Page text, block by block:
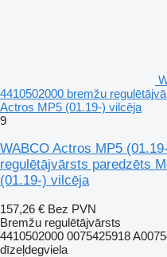
4410502000 bremžu
Actros MP5 (01.19-) vilcēja
9
WABCO Actros MP5
regulētājvārsts paredzēts
(01.19-) vilcēja
157,26 € Bez PVN
Bremžu regulētājvārsts
4410502000 0075425918
dīzeļdegviela